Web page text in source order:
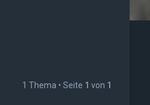
1 Thema • Seite 1 von 1